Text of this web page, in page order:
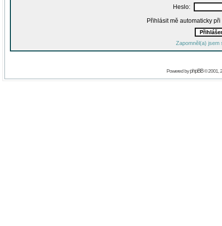
Heslo:
Přihlásit mě automaticky
Zapomněl(a) jsem
Powered byphpBB© 2001,